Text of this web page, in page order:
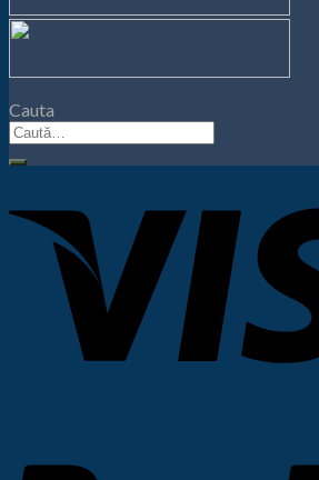
Cauta
Caută